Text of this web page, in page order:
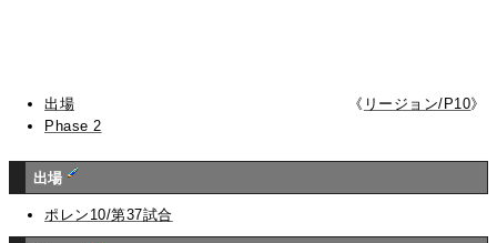
出場
Phase 2
《 リージョン/P10》
出場
ポレン10/第37試合